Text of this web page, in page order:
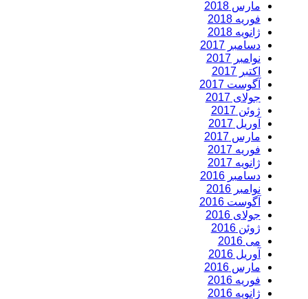
مارس 2018
فوریه 2018
ژانویه 2018
دسامبر 2017
نوامبر 2017
اکتبر 2017
آگوست 2017
جولای 2017
ژوئن 2017
آوریل 2017
مارس 2017
فوریه 2017
ژانویه 2017
دسامبر 2016
نوامبر 2016
آگوست 2016
جولای 2016
ژوئن 2016
می 2016
آوریل 2016
مارس 2016
فوریه 2016
ژانویه 2016